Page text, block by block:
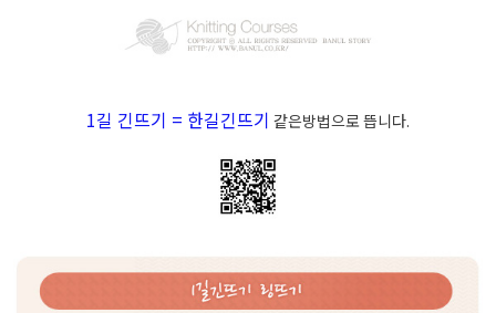
1길 긴뜨기 = 한길긴뜨기 같은방법으로 뜹니다.